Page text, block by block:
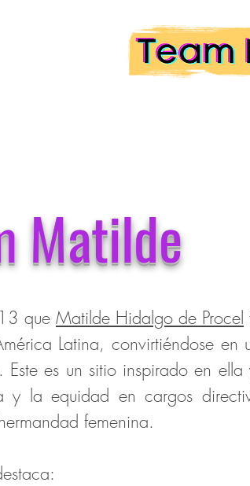
Matilde
que Matilde Hidalgo de Procel
Latina, convirtiéndose en
es un sitio inspirado en
y la equidad en cargos
femenina.